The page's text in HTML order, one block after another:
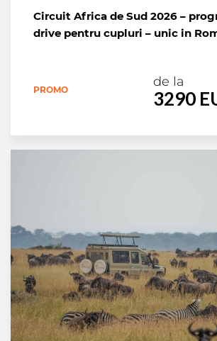
Circuit Africa de Sud 2026 –
drive pentru cupluri – unic in
PROMO
de la
3290